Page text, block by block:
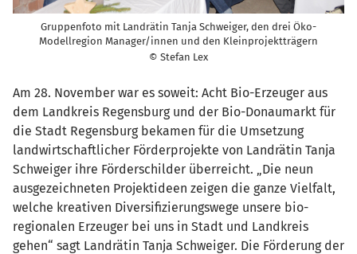
Gruppenfoto mit Landrätin Tanja Schweiger, den drei Öko-
Modellregion Manager/innen und den Kleinprojektträgern
© Stefan Lex
Am 28. November war es soweit: Acht Bio-Erzeuger aus
dem Landkreis Regensburg und der Bio-Donaumarkt für
die Stadt Regensburg bekamen für die Umsetzung
landwirtschaftlicher Förderprojekte von Landrätin Tanja
Schweiger ihre Förderschilder überreicht. „Die neun
ausgezeichneten Projektideen zeigen die ganze Vielfalt,
welche kreativen Diversifizierungswege unsere bio-
regionalen Erzeuger bei uns in Stadt und Landkreis
gehen“ sagt Landrätin Tanja Schweiger. Die Förderung der